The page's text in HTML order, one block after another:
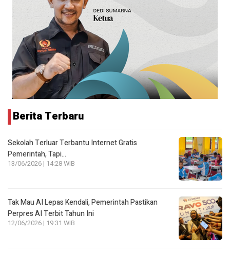
Berita Terbaru
Sekolah Terluar Terbantu Internet Gratis
Pemerintah, Tapi…
13/06/2026 | 14:28 WIB
Tak Mau AI Lepas Kendali, Pemerintah Pastikan
Perpres AI Terbit Tahun Ini
12/06/2026 | 19:31 WIB